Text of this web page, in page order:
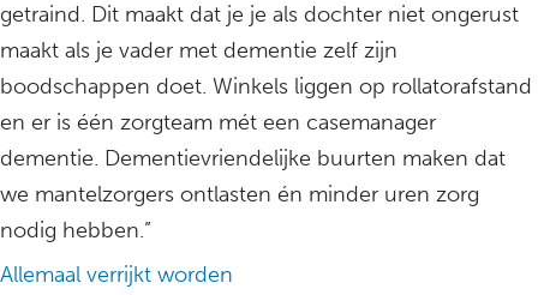
getraind. Dit maakt dat je je als dochter niet ongerust
maakt als je vader met dementie zelf zijn
boodschappen doet. Winkels liggen op rollatorafstand
en er is één zorgteam mét een casemanager
dementie. Dementievriendelijke buurten maken dat
we mantelzorgers ontlasten én minder uren zorg
nodig hebben.”
Allemaal verrijkt worden